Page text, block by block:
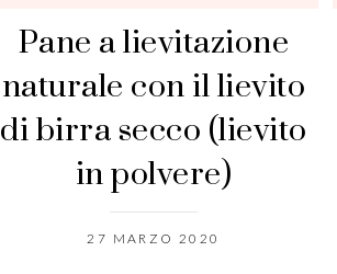
Pane a lievitazione
naturale con il lievito
di birra secco (lievito
in polvere)
27 MARZO 2020